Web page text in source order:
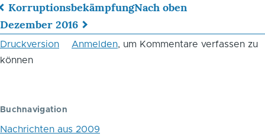
Links
für
das
im
Buch
KorruptionsbekämpfungNach oben
Dezember 2016
Druckversion Anmelden, um Kommentare verfassen zu
können
Buchnavigation
Nachrichten aus 2009